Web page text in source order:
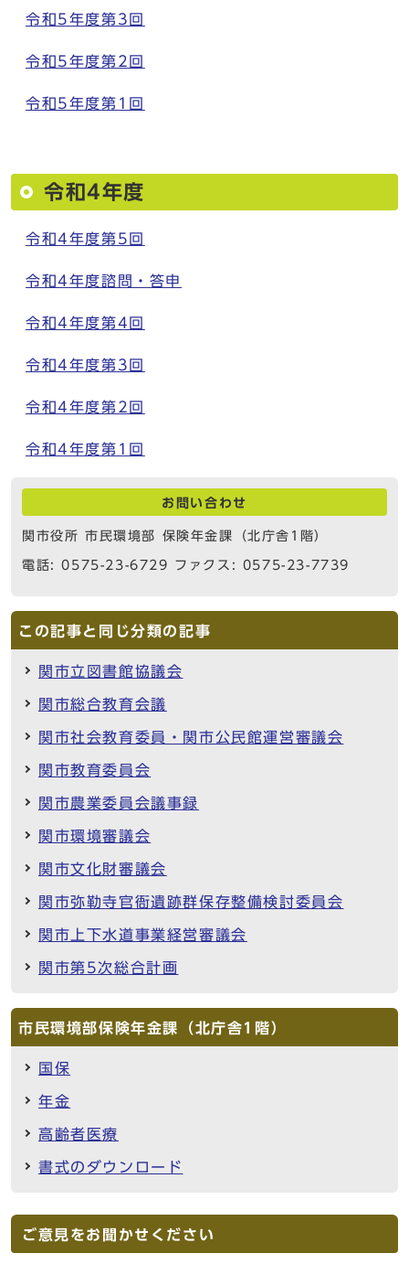
令和5年度第3回
令和5年度第2回
令和5年度第1回
令和4年度
令和4年度第5回
令和4年度諮問・答申
令和4年度第4回
令和4年度第3回
令和4年度第2回
令和4年度第1回
お問い合わせ
関市役所 市民環境部 保険年金課（北庁舎1階）
電話: 0575-23-6729 ファクス: 0575-23-7739
この記事と同じ分類の記事
関市立図書館協議会
関市総合教育会議
関市社会教育委員・関市公民館運営審議会
関市教育委員会
関市農業委員会議事録
関市環境審議会
関市文化財審議会
関市弥勒寺官衙遺跡群保存整備検討委員会
関市上下水道事業経営審議会
関市第5次総合計画
市民環境部保険年金課（北庁舎1階）
国保
年金
高齢者医療
書式のダウンロード
ご意見をお聞かせください